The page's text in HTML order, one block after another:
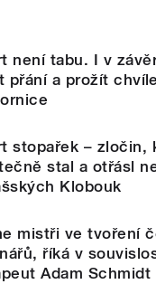
není tabu. I v
přání a prožít
stopařek – zločin,
stal a otřásl
Klobouk
mistři ve tvoření
říká v
Adam Schmidt